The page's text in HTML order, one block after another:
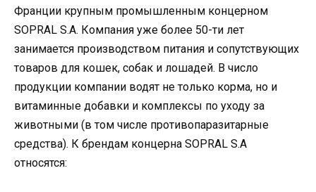
Франции крупным промышленным концерном
SOPRAL S.A. Компания уже более 50-ти лет
занимается производством питания и сопутствующих
товаров для кошек, собак и лошадей. В число
продукции компании водят не только корма, но и
витаминные добавки и комплексы по уходу за
животными (в том числе противопаразитарные
средства). К брендам концерна SOPRAL S.A
относятся: